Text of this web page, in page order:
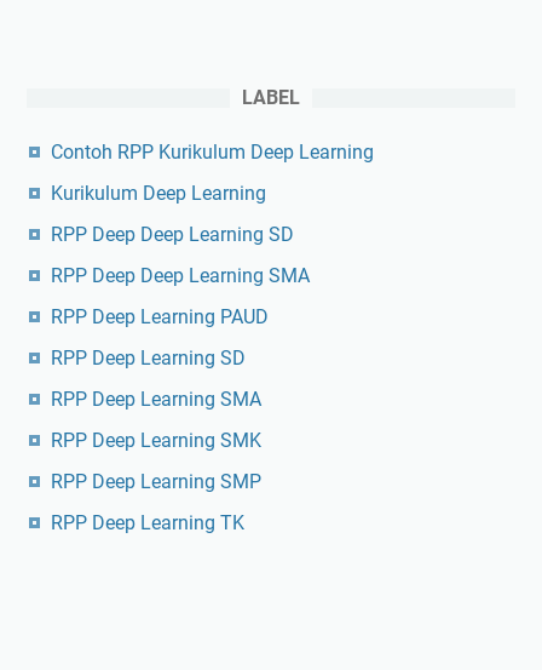
LABEL
Contoh RPP Kurikulum Deep Learning
Kurikulum Deep Learning
RPP Deep Deep Learning SD
RPP Deep Deep Learning SMA
RPP Deep Learning PAUD
RPP Deep Learning SD
RPP Deep Learning SMA
RPP Deep Learning SMK
RPP Deep Learning SMP
RPP Deep Learning TK